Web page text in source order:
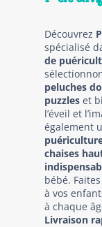
Découvrez
spécialisé
de
peluches
puzzles et
l’éveil et
également
chaises
bébé.
à vos
à chaque
Livraison